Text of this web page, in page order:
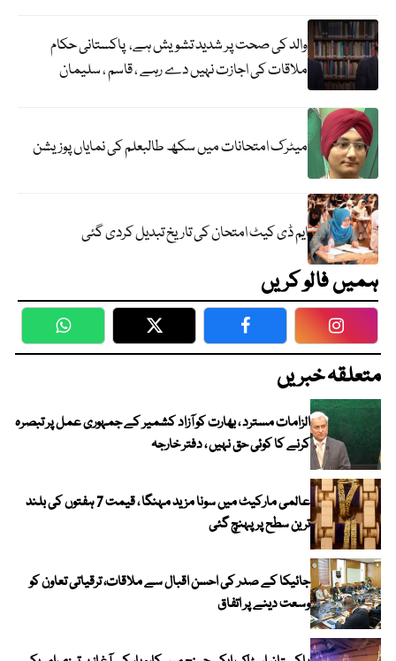
والد کی صحت پر شدید تشویش ہے، پاکستانی حکام
ملاقات کی اجازت نہیں دے رہے ، قاسم ، سلیمان
میٹرک امتحانات میں سکھ طالبعلم کی نمایاں پوزیشن
ایم ڈی کیٹ امتحان کی تاریخ تبدیل کردی گئی
ہمیں فالو کریں
WhatsApp Twitter Facebook
متعلقہ خبریں
الزامات مسترد ، بھارت کو آزاد کشمیر کے جمہوری عمل پر تبصرہ
کرنے کا کوئی حق نہیں ، دفتر خارجہ
عالمی مارکیٹ میں سونا مزید مہنگا ، قیمت 7 ہفتوں کی بلند
ترین سطح پر پہنچ گئی
جائیکا کے صدر کی احسن اقبال سے ملاقات، ترقیاتی تعاون کو
وسعت دینے پر اتفاق